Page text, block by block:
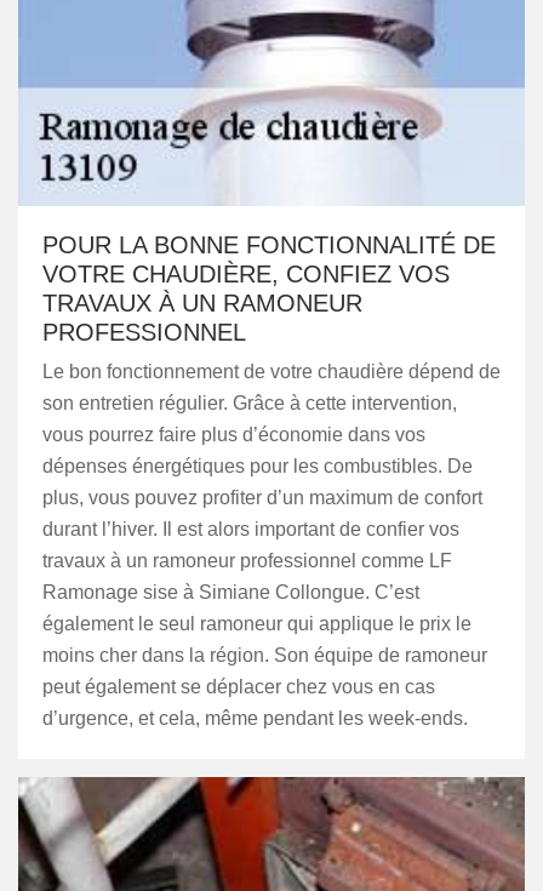
POUR LA BONNE FONCTIONNALITÉ DE
VOTRE CHAUDIÈRE, CONFIEZ VOS
TRAVAUX À UN RAMONEUR
PROFESSIONNEL
Le bon fonctionnement de votre chaudière dépend de
son entretien régulier. Grâce à cette intervention,
vous pourrez faire plus d’économie dans vos
dépenses énergétiques pour les combustibles. De
plus, vous pouvez profiter d’un maximum de confort
durant l’hiver. Il est alors important de confier vos
travaux à un ramoneur professionnel comme LF
Ramonage sise à Simiane Collongue. C’est
également le seul ramoneur qui applique le prix le
moins cher dans la région. Son équipe de ramoneur
peut également se déplacer chez vous en cas
d’urgence, et cela, même pendant les week-ends.